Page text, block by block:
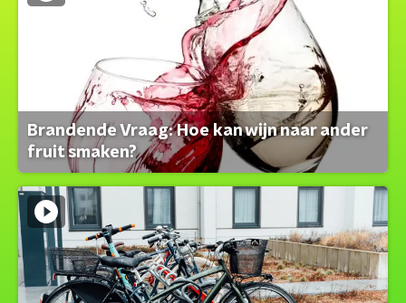
Brandende Vraag: Hoe kan wijn naar ander
fruit smaken?